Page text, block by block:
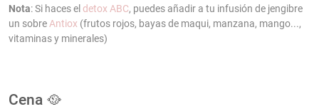
Nota: Si haces el detox ABC, puedes añadir a tu infusión de jengibre
un sobre Antiox (frutos rojos, bayas de maqui, manzana, mango...,
vitaminas y minerales)
Cena 🥘